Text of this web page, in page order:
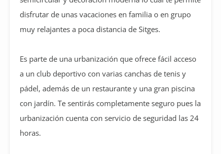
disfrutar de unas vacaciones en familia o en grupo
muy relajantes a poca distancia de Sitges.
Es parte de una urbanización que ofrece fácil acceso
a un club deportivo con varias canchas de tenis y
pádel, además de un restaurante y una gran piscina
con jardín. Te sentirás completamente seguro pues la
urbanización cuenta con servicio de seguridad las 24
horas.